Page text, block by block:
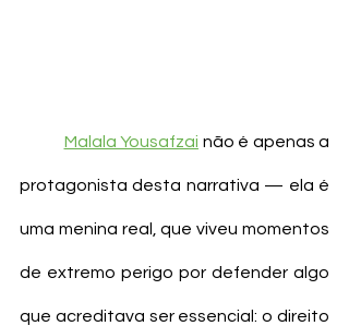
Malala Yousafzai não é apenas a
protagonista desta narrativa — ela é
uma menina real, que viveu momentos
de extremo perigo por defender algo
que acreditava ser essencial: o direito